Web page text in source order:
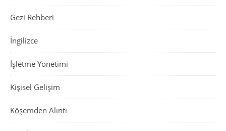
Gezi Rehberi
İngilizce
İşletme Yönetimi
Kişisel Gelişim
Köşemden Alıntı